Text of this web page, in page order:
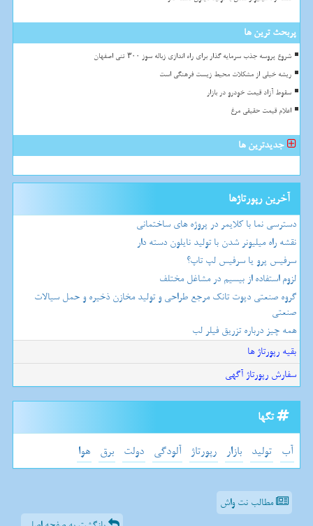
پربحث ترین ها
شروع پروسه جذب سرمایه گذار برای راه اندازی زباله سوز ۳۰۰ تنی اصفهان
ریشه خیلی از مشکلات محیط زیست فرهنگی است
سقوط آزاد قیمت خودرو در بازار
اعلام قیمت حقیقی مرغ
جدیدترین ها
آخرین رپورتاژها
دسترسی نما با کلایمر در پروژه های ساختمانی
نقشه راه میلیونر شدن با تولید نایلون دسته دار
سرفیس پرو یا سرفیس لپ تاپ؟
لزوم استفاده از بیسیم در مشاغل مختلف
گروه صنعتی دپوت تانک مرجع طراحی و تولید مخازن ذخیره و حمل سیالات
صنعتی
همه چیز درباره تزریق فیلر لب
بقیه رپورتاژ ها
سفارش رپورتاژ آگهی
تگها
آب تولید بازار رپورتاژ آلودگی دولت برق هوا
مطالب نت واش